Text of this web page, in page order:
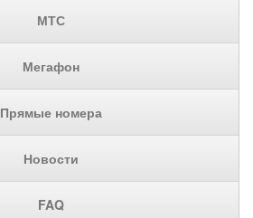
МТС
Мегафон
Прямые номера
Новости
FAQ